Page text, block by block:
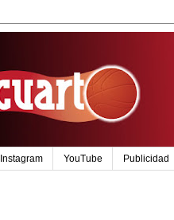
Instagram YouTube Publicidad